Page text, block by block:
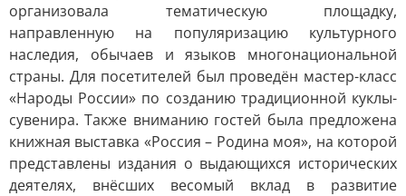
организовала тематическую площадку,
направленную на популяризацию культурного
наследия, обычаев и языков многонациональной
страны. Для посетителей был проведён мастер-класс
«Народы России» по созданию традиционной куклы-
сувенира. Также вниманию гостей была предложена
книжная выставка «Россия – Родина моя», на которой
представлены издания о выдающихся исторических
деятелях, внёсших весомый вклад в развитие